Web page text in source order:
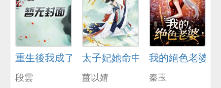
重生後我成了脩理工
段雲
太子妃她命中帶爆
薑以婧
我的絕色老婆
秦玉